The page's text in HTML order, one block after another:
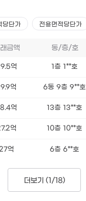
당단가 전용면적당단가
금액 동/층/호
억 1층 1**호
억 6동 9층 9**호
억 13층 13**호
억 10층 10**호
억 6층 6**호
더보기 (1/18)